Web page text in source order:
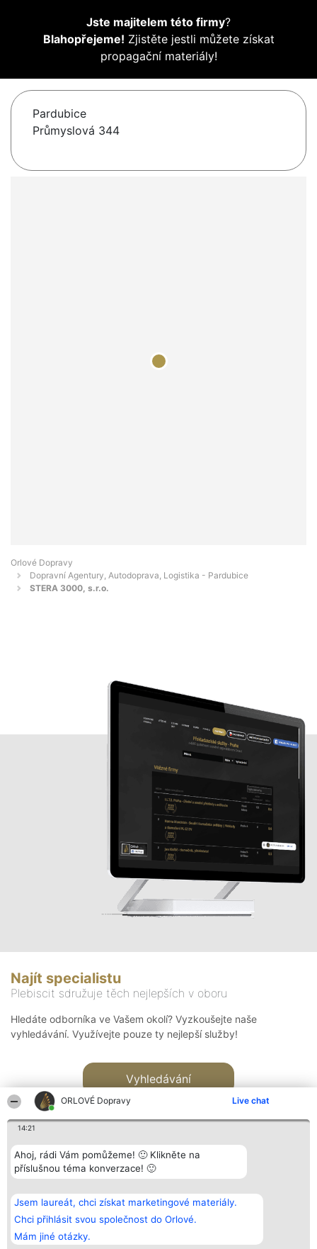
ORLOVÉ Dopravy Live chat
14:21
Ahoj, rádi Vám pomůžeme! 🙂 Klikněte na
příslušnou téma konverzace! 🙂
Jsem laureát, chci získat marketingové materiály.
Chci přihlásit svou společnost do Orlové.
Mám jiné otázky.
Jste majitelem této firmy?
Blahopřejeme! Zjistěte jestli můžete získat
propagační materiály!
Pardubice
Průmyslová 344
Orlové Dopravy
Dopravní Agentury, Autodoprava, Logistika - Pardubice
STERA 3000, s.r.o.
Najít specialistu
Plebiscit sdružuje těch nejlepších v oboru
Hledáte odborníka ve Vašem okolí? Vyzkoušejte naše
vyhledávání. Využívejte pouze ty nejlepší služby!
Vyhledávání
Bright Side Solutions sp. z o.
o. sp. k.
ul. Ruska 22
Wrocław 50-079
KRS 0000749100 | Regon
381313360 | NIP 8943132676
Vítězové
Seznam všech
laureátů
Zásady
Zásady
Kontakt